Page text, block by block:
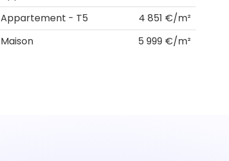
Appartement - T5
4 851 €/m²
Maison
5 999 €/m²